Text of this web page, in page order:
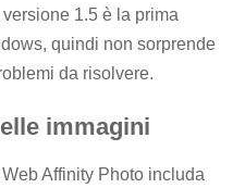
1.5 è la prima
quindi non sorprende
da risolvere.
immagini
Affinity Photo includa